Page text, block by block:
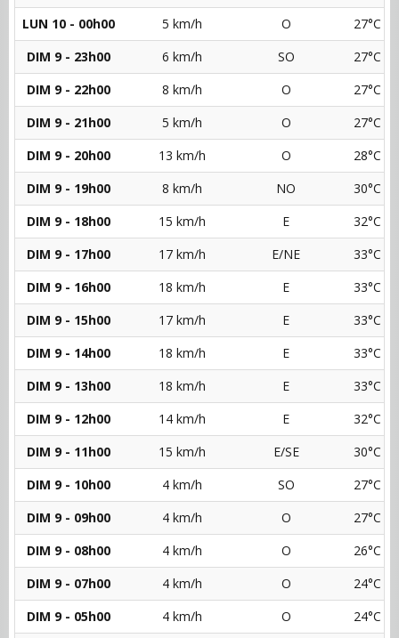
LUN 10 - 00h00
5 km/h O
27°C
DIM 9 - 23h00
6 km/h SO
27°C
DIM 9 - 22h00
8 km/h O
27°C
DIM 9 - 21h00
5 km/h O
27°C
DIM 9 - 20h00
13 km/h O
28°C
DIM 9 - 19h00
8 km/h NO
30°C
DIM 9 - 18h00
15 km/h E
32°C
DIM 9 - 17h00
17 km/h E/NE
33°C
DIM 9 - 16h00
18 km/h E
33°C
DIM 9 - 15h00
17 km/h E
33°C
DIM 9 - 14h00
18 km/h E
33°C
DIM 9 - 13h00
18 km/h E
33°C
DIM 9 - 12h00
14 km/h E
32°C
DIM 9 - 11h00
15 km/h E/SE
30°C
DIM 9 - 10h00
4 km/h SO
27°C
DIM 9 - 09h00
4 km/h O
27°C
DIM 9 - 08h00
4 km/h O
26°C
DIM 9 - 07h00
4 km/h O
24°C
DIM 9 - 05h00
4 km/h O
24°C